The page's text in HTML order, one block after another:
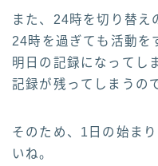
また、24時を切り替え
24時を過ぎても活動を
明日の記録になってし
記録が残ってしまうの
そのため、1日の始ま
いね。